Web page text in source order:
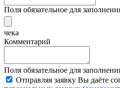
Поля обязательное для
чека
Комментарий
Поля обязательное для
Отправляя заявку Вы даёте